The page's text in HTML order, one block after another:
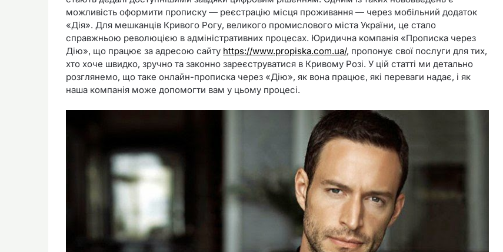
можливість оформити прописку — реєстрацію місця проживання — через мобільний додаток
«Дія». Для мешканців Кривого Рогу, великого промислового міста України, це стало
справжньою революцією в адміністративних процесах. Юридична компанія «Прописка через
Дію», що працює за адресою сайту https://www.propiska.com.ua/, пропонує свої послуги для тих,
хто хоче швидко, зручно та законно зареєструватися в Кривому Розі. У цій статті ми детально
розглянемо, що таке онлайн-прописка через «Дію», як вона працює, які переваги надає, і як
наша компанія може допомогти вам у цьому процесі.